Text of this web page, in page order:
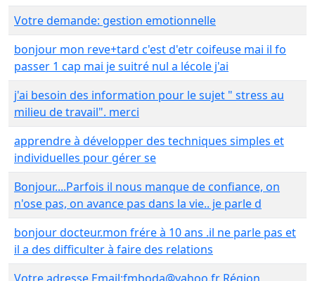
Votre demande: gestion emotionnelle
bonjour mon reve+tard c'est d'etr coifeuse mai il fo
passer 1 cap mai je suitré nul a lécole j'ai
j'ai besoin des information pour le sujet " stress au
milieu de travail". merci
apprendre à développer des techniques simples et
individuelles pour gérer se
Bonjour....Parfois il nous manque de confiance, on
n'ose pas, on avance pas dans la vie.. je parle d
bonjour docteur.mon frére à 10 ans .il ne parle pas et
il a des difficulter à faire des relations